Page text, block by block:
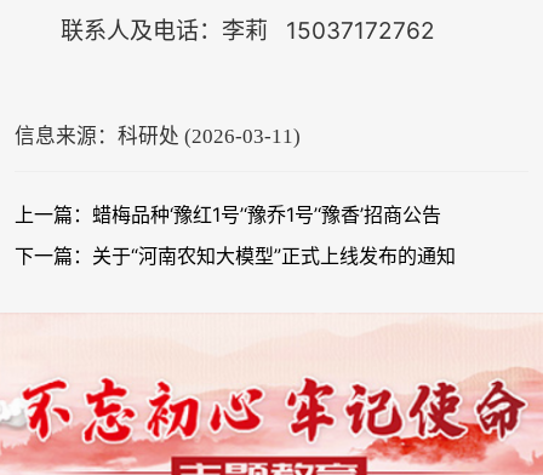
联系人及电话：李莉 15037172762
信息来源：科研处 (2026-03-11)
上一篇：蜡梅品种‘豫红1号’‘豫乔1号’‘豫香’招商公告
下一篇：关于“河南农知大模型”正式上线发布的通知